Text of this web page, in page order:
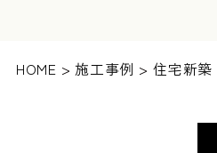
HOME >施工事例 > 住宅新築